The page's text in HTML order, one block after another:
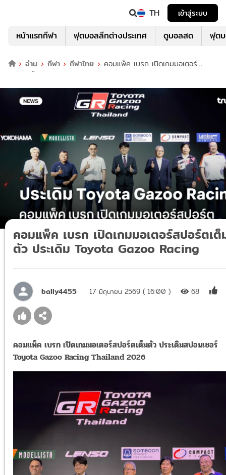
TH เข้าสู่ระบบ
หน้าแรกกีฬา ฟุตบอลลีกต่างประเทศ ดูบอลสด ฟุต
อ่าน กีฬา กีฬาไทย
คอมแพ็ค เบรก เปิดเกมมอเตอร์
สปอร์ตเต็มตัว ประเดิม Toyota Gazoo Racing
คอมแพ็ค เบรก เปิดเกมมอเตอร์สปอร์ตเต็
ตัว ประเดิม Toyota Gazoo Racing
bally4455 17 มิถุนายน 2569 ( 16:00 ) 68
คอมแพ็ค เบรก เปิดเกมมอเตอร์สปอร์ตเต็มตัว ประเดิมสปอนเซอร์
Toyota Gazoo Racing Thailand 2026